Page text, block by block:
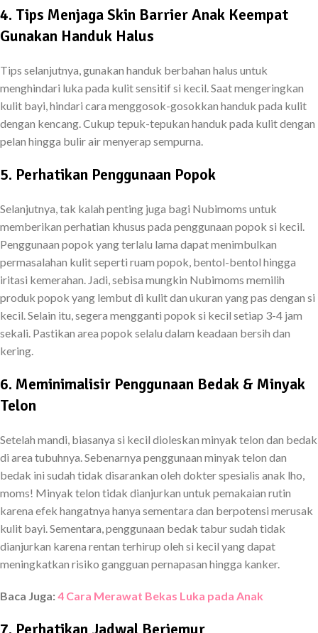
4. Tips Menjaga Skin Barrier Anak Keempat
Gunakan Handuk Halus
Tips selanjutnya, gunakan handuk berbahan halus untuk
menghindari luka pada kulit sensitif si kecil. Saat mengeringkan
kulit bayi, hindari cara menggosok-gosokkan handuk pada kulit
dengan kencang. Cukup tepuk-tepukan handuk pada kulit dengan
pelan hingga bulir air menyerap sempurna.
5. Perhatikan Penggunaan Popok
Selanjutnya, tak kalah penting juga bagi Nubimoms untuk
memberikan perhatian khusus pada penggunaan popok si kecil.
Penggunaan popok yang terlalu lama dapat menimbulkan
permasalahan kulit seperti ruam popok, bentol-bentol hingga
iritasi kemerahan. Jadi, sebisa mungkin Nubimoms memilih
produk popok yang lembut di kulit dan ukuran yang pas dengan si
kecil. Selain itu, segera mengganti popok si kecil setiap 3-4 jam
sekali. Pastikan area popok selalu dalam keadaan bersih dan
kering.
6. Meminimalisir Penggunaan Bedak & Minyak
Telon
Setelah mandi, biasanya si kecil dioleskan minyak telon dan bedak
di area tubuhnya. Sebenarnya penggunaan minyak telon dan
bedak ini sudah tidak disarankan oleh dokter spesialis anak lho,
moms! Minyak telon tidak dianjurkan untuk pemakaian rutin
karena efek hangatnya hanya sementara dan berpotensi merusak
kulit bayi. Sementara, penggunaan bedak tabur sudah tidak
dianjurkan karena rentan terhirup oleh si kecil yang dapat
meningkatkan risiko gangguan pernapasan hingga kanker.
Baca Juga:4 Cara Merawat Bekas Luka pada Anak
7. Perhatikan Jadwal Berjemur